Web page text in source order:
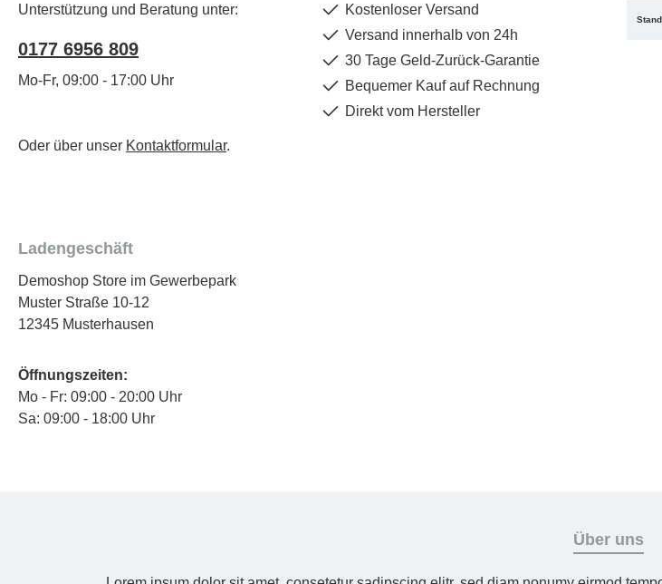
Unterstützung und Beratung unter:
0177 6956 809
Mo-Fr, 09:00 - 17:00 Uhr
Oder über unser Kontaktformular.
Kostenloser Versand
Versand innerhalb von 24h
30 Tage Geld-Zurück-Garantie
Bequemer Kauf auf Rechnung
Direkt vom Hersteller
Ladengeschäft
Demoshop Store im Gewerbepark
Muster Straße 10-12
12345 Musterhausen
Öffnungszeiten:
Mo - Fr: 09:00 - 20:00 Uhr
Sa: 09:00 - 18:00 Uhr
Über uns